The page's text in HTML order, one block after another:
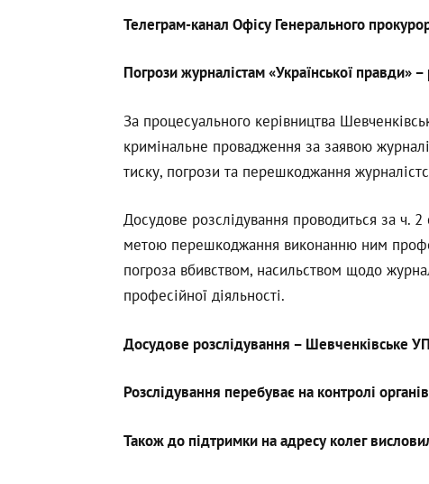
Телеграм-канал Офісу Генерального
Погрози журналістам «Української правди»
За процесуального керівництва
кримінальне провадження за заявою
тиску, погрози та перешкоджання
Досудове розслідування проводиться за ч.
метою перешкоджання виконанню ним
погроза вбивством, насильством щодо
професійної діяльності.
Досудове розслідування – Шевченківське
Розслідування перебуває на контролі
Також до підтримки на адресу колег